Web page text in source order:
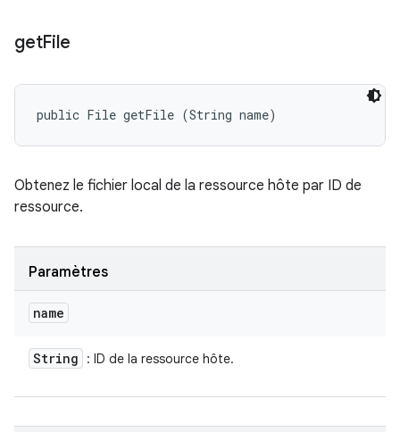
getFile
public File getFile (String name)
Obtenez le fichier local de la ressource hôte par ID de
ressource.
Paramètres
name
String : ID de la ressource hôte.